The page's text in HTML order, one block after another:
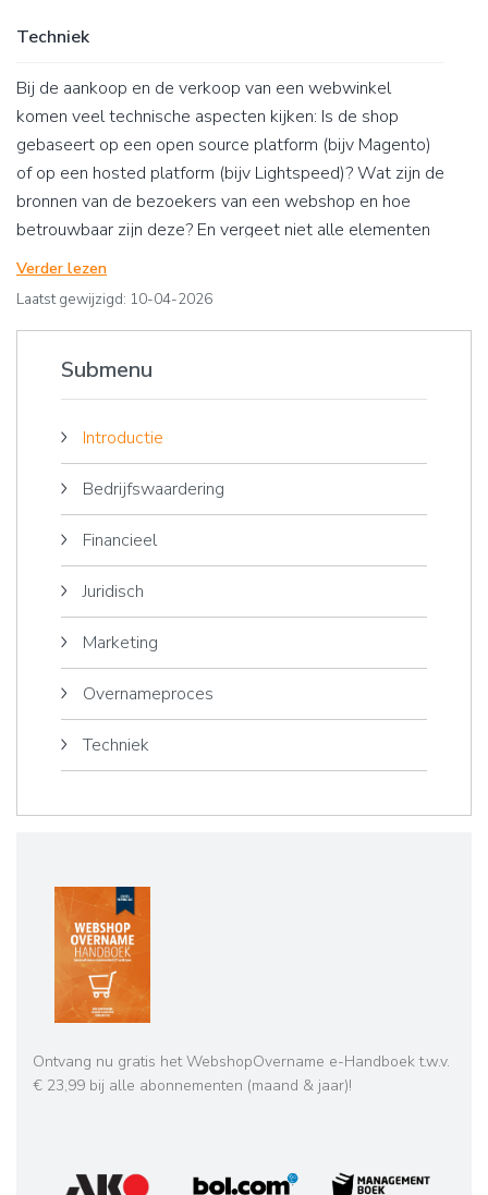
Techniek
Bij de aankoop en de verkoop van een webwinkel
komen veel technische aspecten kijken: Is de shop
gebaseert op een open source platform (bijv Magento)
of op een hosted platform (bijv Lightspeed)? Wat zijn de
bronnen van de bezoekers van een webshop en hoe
betrouwbaar zijn deze? En vergeet niet alle elementen
die komen kijken bij de zoekmachine posities van een
artikelen die we voor u hebben geschreven over het
onze ondersteuning, dan horen we graag van u.
Verder lezen
Laatst gewijzigd: 10-04-2026
Submenu
Introductie
Bedrijfswaardering
Financieel
Juridisch
Marketing
Overnameproces
Techniek
Ontvang nu gratis het WebshopOvername e-Handboek t.w.v.
€ 23,99 bij alle abonnementen (maand & jaar)!